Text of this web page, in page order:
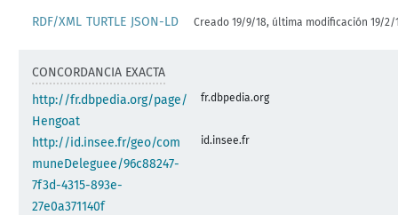
RDF/XML TURTLE JSON-LD Creado 19/9/18, última modificación 19/2/
CONCORDANCIA EXACTA
http://fr.dbpedia.org/page/
Hengoat
fr.dbpedia.org
http://id.insee.fr/geo/com
muneDeleguee/96c88247-
7f3d-4315-893e-
27e0a371140f
id.insee.fr